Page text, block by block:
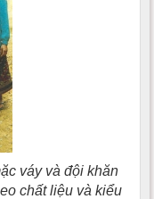
váy và đội khăn
chất liệu và kiểu